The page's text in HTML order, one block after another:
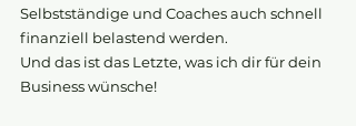
Selbstständige und Coaches auch schnell
finanziell belastend werden.
Und das ist das Letzte, was ich dir für dein
Business wünsche!